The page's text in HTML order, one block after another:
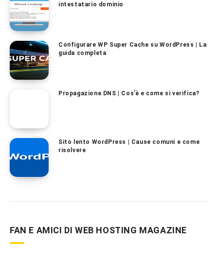
intestatario dominio
Configurare WP Super Cache su WordPress | La
guida completa
Propagazione DNS | Cos’è e come si verifica?
Sito lento WordPress | Cause comuni e come
risolvere
FAN E AMICI DI WEB HOSTING MAGAZINE